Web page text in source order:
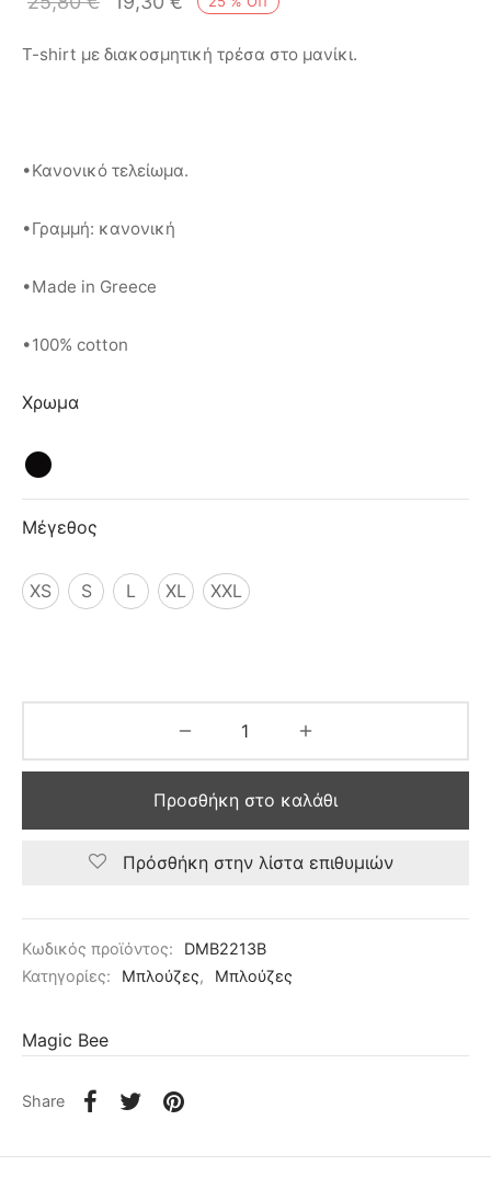
T-shirt με διακοσμητική τρέσα στο μανίκι.
•Κανονικό τελείωμα.
•Γραμμή: κανονική
•Made in Greece
•100% cotton
Χρωμα
Μέγεθος
XS S L XL XXL
Προσθήκη στο καλάθι
Πρόσθήκη στην λίστα επιθυμιών
Κωδικός προϊόντος:
DMB2213B
Κατηγορίες:
Μπλούζες, Μπλούζες
Magic Bee
Share